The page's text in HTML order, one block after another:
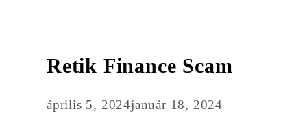
Retik Finance Scam
április 5, 2024január 18, 2024